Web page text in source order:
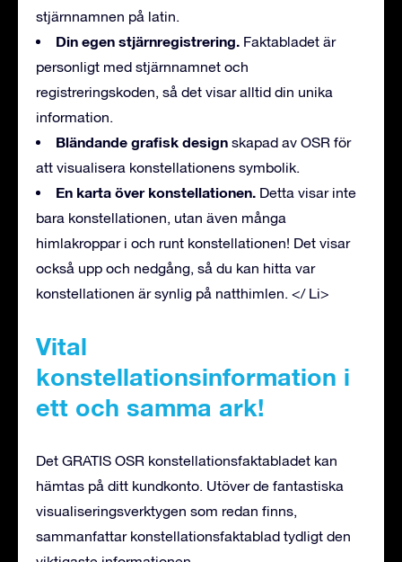
stjärnnamnen på latin.
Din egen stjärnregistrering. Faktabladet är
personligt med stjärnnamnet och
registreringskoden, så det visar alltid din unika
information.
Bländande grafisk design skapad av OSR för
att visualisera konstellationens symbolik.
En karta över konstellationen. Detta visar inte
bara konstellationen, utan även många
himlakroppar i och runt konstellationen! Det visar
också upp och nedgång, så du kan hitta var
konstellationen är synlig på natthimlen. </ Li>
Vital
konstellationsinformation i
ett och samma ark!
Det GRATIS OSR konstellationsfaktabladet kan
hämtas på ditt kundkonto. Utöver de fantastiska
visualiseringsverktygen som redan finns,
sammanfattar konstellationsfaktablad tydligt den